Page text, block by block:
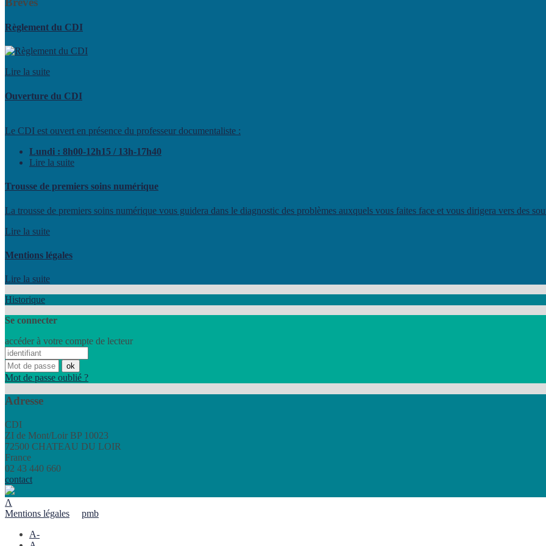
Règlement du CDI
Lire la suite
Ouverture du CDI
Le CDI est ouvert en présence du professeur documentaliste :
Lundi : 8h00-12h15 / 13h-17h40
Lire la suite
Trousse de premiers soins numérique
La trousse de premiers soins numérique vous guidera dans le diagnostic des problèmes auxquels vous faites face et vous dirigera vers des
Lire la suite
Mentions légales
Lire la suite
Historique
Se connecter
accéder à votre compte de lecteur
Mot de passe oublié ?
Adresse
CDI
ZI de Mont/Loir BP 10023
72500 CHATEAU DU LOIR
France
02 43 440 660
contact
Λ
Mentions légales
pmb
A-